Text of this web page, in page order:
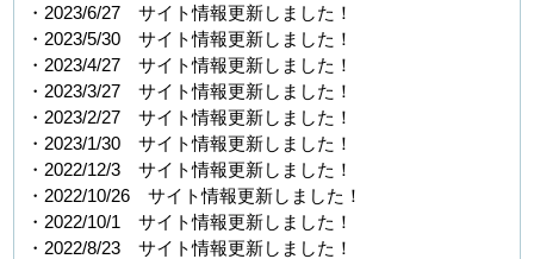
・2023/6/27 サイト情報更新しました！
・2023/5/30 サイト情報更新しました！
・2023/4/27 サイト情報更新しました！
・2023/3/27 サイト情報更新しました！
・2023/2/27 サイト情報更新しました！
・2023/1/30 サイト情報更新しました！
・2022/12/3 サイト情報更新しました！
・2022/10/26 サイト情報更新しました！
・2022/10/1 サイト情報更新しました！
・2022/8/23 サイト情報更新しました！